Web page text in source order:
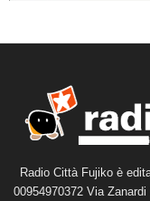
Radio Città Fujiko è
00954970372 Via